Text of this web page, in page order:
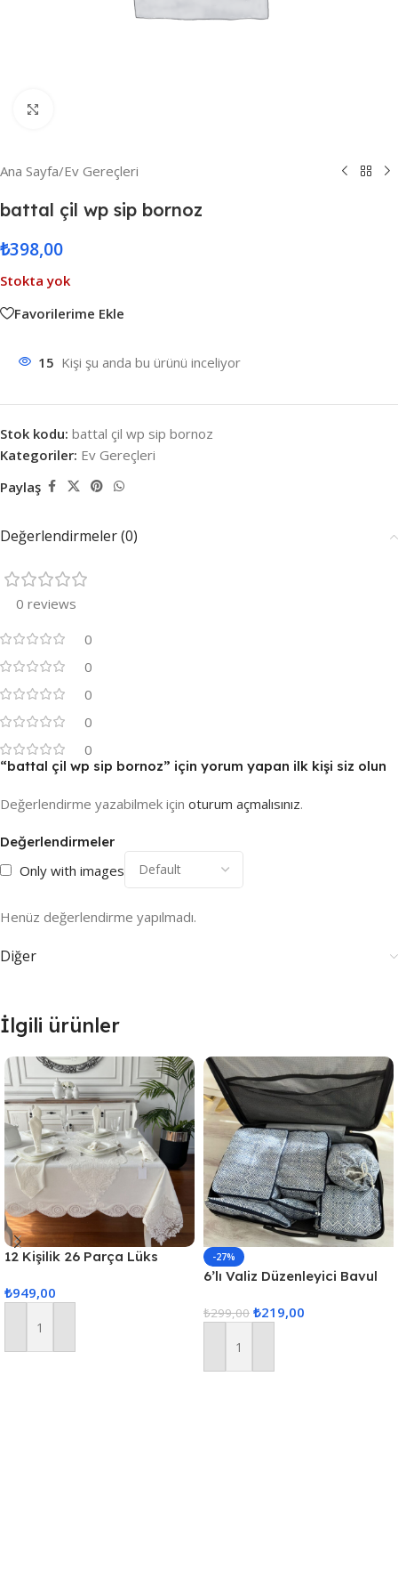
Ana Sayfa/Ev Gereçleri
battal çil wp sip bornoz
₺398,00
Stokta yok
Favorilerime Ekle
15 Kişi şu anda bu ürünü inceliyor
Stok kodu: battal çil wp sip bornoz
Kategoriler: Ev Gereçleri
Paylaş
Değerlendirmeler (0)
0 reviews
0
0
0
0
0
Değerlendirmeler
Only with images
Henüz değerlendirme yapılmadı.
“battal çil wp sip bornoz” için yorum yapan ilk kişi siz olun
Değerlendirme yazabilmek için oturum açmalısınız.
Diğer
İlgili ürünler
12 Kişilik 26 Parça Lüks
Masa Örtüsü Seti
₺949,00
Sepete Ekle
-27%
6’lı Valiz Düzenleyici Bavul
Hurcu
₺299,00 ₺219,00
Sepete Ekle